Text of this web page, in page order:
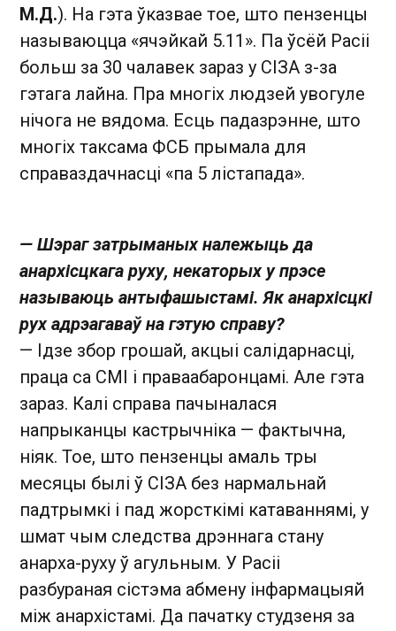
М.Д.). На гэта ўказвае тое, што пензенцы
называюцца «ячэйкай 5.11». Па ўсёй Расіі
больш за 30 чалавек зараз у СІЗА з-за
гэтага лайна. Пра многіх людзей увогуле
нічога не вядома. Есць падазрэнне, што
многіх таксама ФСБ прымала для
справаздачнасці «па 5 лістапада».
— Шэраг затрыманых належыць да
анархісцкага руху, некаторых у прэсе
называюць антыфашыстамі. Як анархісцкі
рух адрэагаваў на гэтую справу?
— Ідзе збор грошай, акцыі салідарнасці,
праца са СМІ і праваабаронцамі. Але гэта
зараз. Калі справа пачыналася
напрыканцы кастрычніка — фактычна,
ніяк. Тое, што пензенцы амаль тры
месяцы былі ў СІЗА без нармальнай
падтрымкі і пад жорсткімі катаваннямі, у
шмат чым следства дрэннага стану
анарха-руху ў агульным. У Расіі
разбураная сістэма абмену інфармацыяй
між анархістамі. Да пачатку студзеня за